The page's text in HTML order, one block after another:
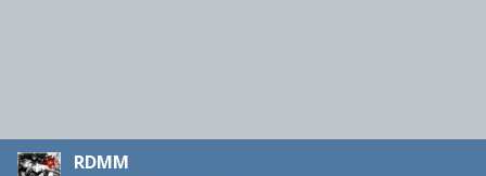
RDMM